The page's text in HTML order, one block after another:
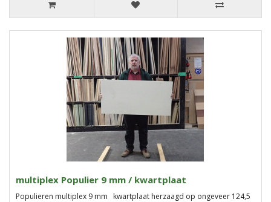
multiplex Populier 9 mm / kwartplaat
Populieren multiplex 9 mm kwartplaat herzaagd op ongeveer 124,5